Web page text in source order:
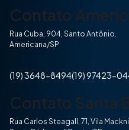
Contato
Rua Cuba, 904, Santo Antônio.
Americana/SP
(19) 3648-8494(19) 97423-
Contato Santa
Rua Carlos Steagall, 71, Vila